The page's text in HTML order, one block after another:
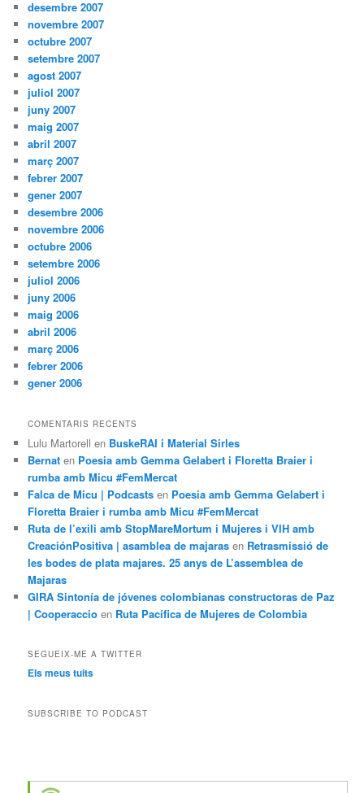
desembre 2007
novembre 2007
octubre 2007
setembre 2007
agost 2007
juliol 2007
juny 2007
maig 2007
abril 2007
març 2007
febrer 2007
gener 2007
desembre 2006
novembre 2006
octubre 2006
setembre 2006
juliol 2006
juny 2006
maig 2006
abril 2006
març 2006
febrer 2006
gener 2006
COMENTARIS RECENTS
Lulu Martorell en BuskeRAI i Material Sirles
Bernat en Poesia amb Gemma Gelabert i Floretta Braier i
rumba amb Micu #FemMercat
Falca de Micu | Podcasts en Poesia amb Gemma Gelabert i
Floretta Braier i rumba amb Micu #FemMercat
Ruta de l’exili amb StopMareMortum i Mujeres i VIH amb
CreaciónPositiva | asamblea de majaras en Retrasmissió de
les bodes de plata majares. 25 anys de L’assemblea de
Majaras
GIRA Sintonía de jóvenes colombianas constructoras de Paz
| Cooperaccio en Ruta Pacífica de Mujeres de Colombia
SEGUEIX-ME A TWITTER
Els meus tuits
SUBSCRIBE TO PODCAST